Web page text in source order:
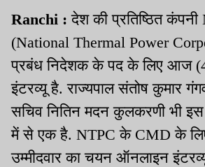
Ranchi : देश की प्रतिष्ठित कंपनी
(National Thermal Power
प्रबंध निदेशक के पद के लिए आज
इंटरव्यू है. राज्यपाल संतोष कुमार
सचिव नितिन मदन कुलकरणी भी इस
में से एक है. NTPC के CMD के
उम्मीदवार का चयन ऑनलाइन